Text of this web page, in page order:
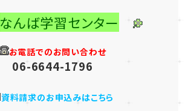
なんば学習センター
お電話でのお問い合わせ
06-6644-1796
資料請求のお申込みはこちら